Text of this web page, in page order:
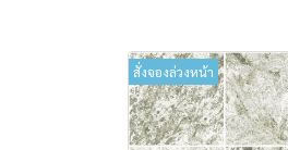
สั่งจองล่วงหน้า